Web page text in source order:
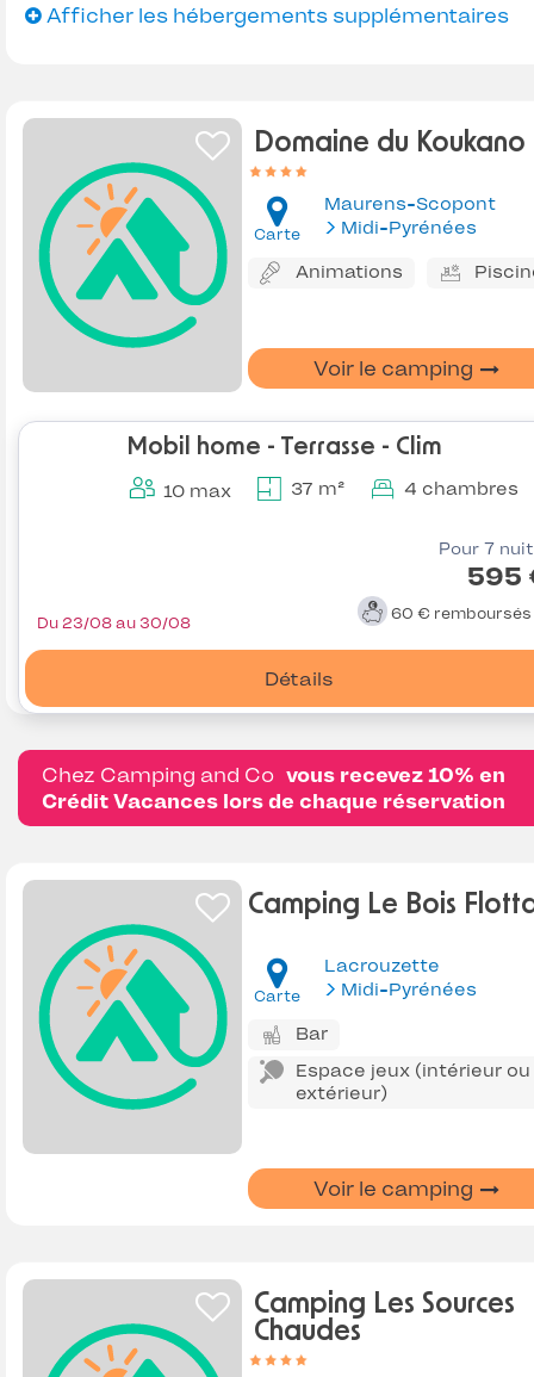
Afficher les hébergements supplémentaires
Domaine du Koukano
Carte
Maurens-Scopont
Midi-Pyrénées
Animations
Voir le camping
Mobil home - Terrasse - Clim
10 max 37 m² 4 chambres
Pour 7
595
60 € remboursés
Détails
Du 23/08 au 30/08
Chez Camping and Co vous recevez 10% en
Crédit Vacances lors de chaque réservation
Camping Le Bois
Carte
Lacrouzette
Midi-Pyrénées
Bar
Espace jeux (intérieur ou
extérieur)
Voir le camping
Camping Les Sources
Chaudes